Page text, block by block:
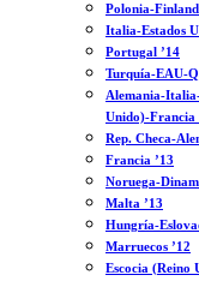
Polonia-
Italia-Estados
Portugal ’14
Turquía-EAU-
Alemania-
Unido)-Francia
Rep. Checa-
Francia ’13
Noruega-
Malta ’13
Hungría-
Marruecos ’12
Escocia (Reino